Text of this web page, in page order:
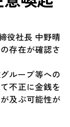
役社長 中野晴
存在が確認さ
ループ等への
不正に金銭を
及ぶ可能性が